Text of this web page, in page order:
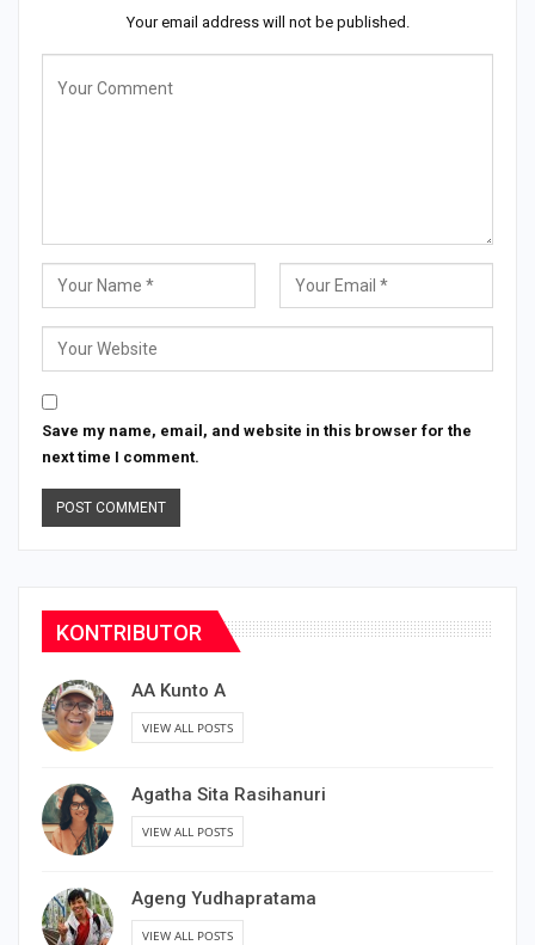
Your email address will not be published.
Save my name, email, and website in this browser for the
next time I comment.
KONTRIBUTOR
AA Kunto A
VIEW ALL POSTS
Agatha Sita Rasihanuri
VIEW ALL POSTS
Ageng Yudhapratama
VIEW ALL POSTS